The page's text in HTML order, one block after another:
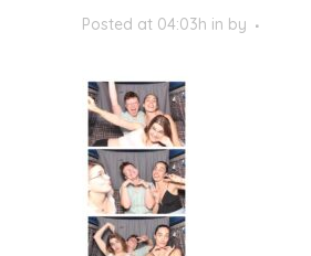
Posted at 04:03h in by